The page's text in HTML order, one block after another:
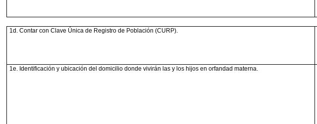
1d. Contar con Clave Única de Registro de Población (CURP).
1e. Identificación y ubicación del domicilio donde vivirán las y los hijos en orfandad materna.